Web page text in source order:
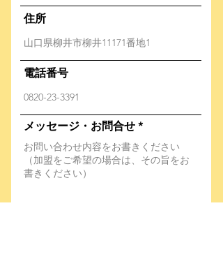
住所
電話番号
メッセージ・お問合せ